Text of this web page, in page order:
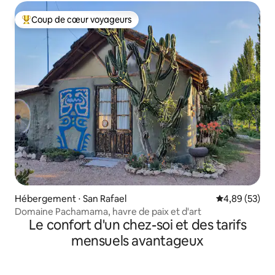
Coups de cœur voyageurs les plus appréciés
Coup de cœur voyageurs
Hébergement ⋅ San Rafael Évaluation
4,89 (53)
Domaine Pachamama, havre de paix et d'art
Le confort d'un chez-soi et des tarifs
mensuels avantageux